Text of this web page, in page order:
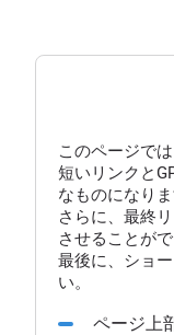
このページで
短いリンクと
なものになりま
さらに、最終
させることがで
最後に、ショ
い。
ページ上